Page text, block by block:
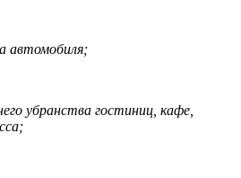
убранства гостиниц, кафе,